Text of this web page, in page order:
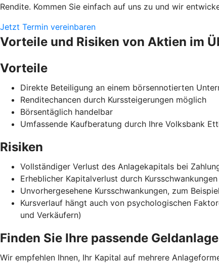
Rendite. Kommen Sie einfach auf uns zu und wir
Jetzt Termin vereinbaren
Vorteile und Risiken von Aktien im
Vorteile
Direkte Beteiligung an einem börsennotierten
Renditechancen durch Kurssteigerungen möglich
Börsentäglich handelbar
Umfassende Kaufberatung durch Ihre Volksbank
Risiken
Vollständiger Verlust des Anlagekapitals bei
Erheblicher Kapitalverlust durch
Unvorhergesehene Kursschwankungen, zum
Kursverlauf hängt auch von psychologischen
und Verkäufern)
Finden Sie Ihre passende Geldanlage
Wir empfehlen Ihnen, Ihr Kapital auf mehrere